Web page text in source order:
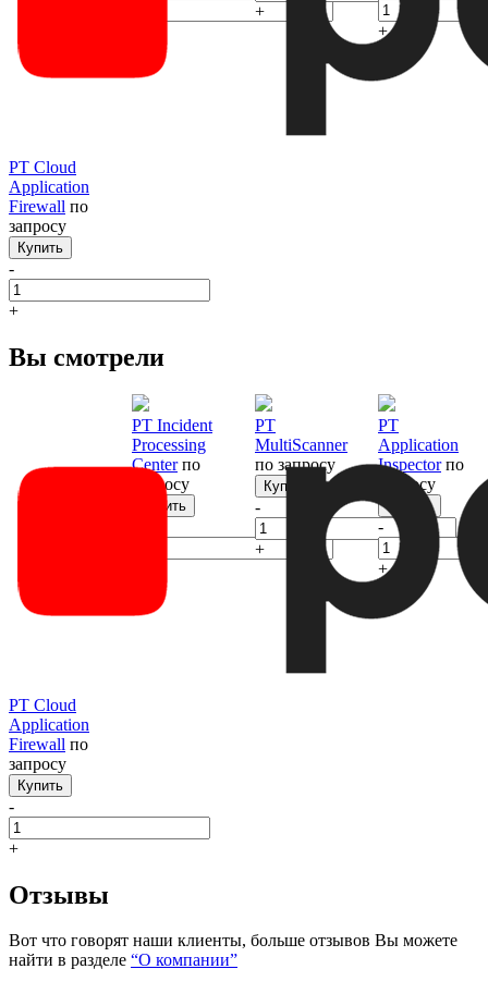
PT Cloud
Application
Firewall по
запросу
Купить
-
+
+
+
Вы смотрели
PT Cloud
Application
Firewall по
запросу
Купить
-
+
PT Incident
Processing
Center по
запросу
Купить
PT
MultiScanner
по запросу
Купить
-
+
PT
Application
Inspector по
запросу
Купить
-
+
Отзывы
Вот что говорят наши клиенты, больше отзывов Вы можете
найти в разделе “О компании”